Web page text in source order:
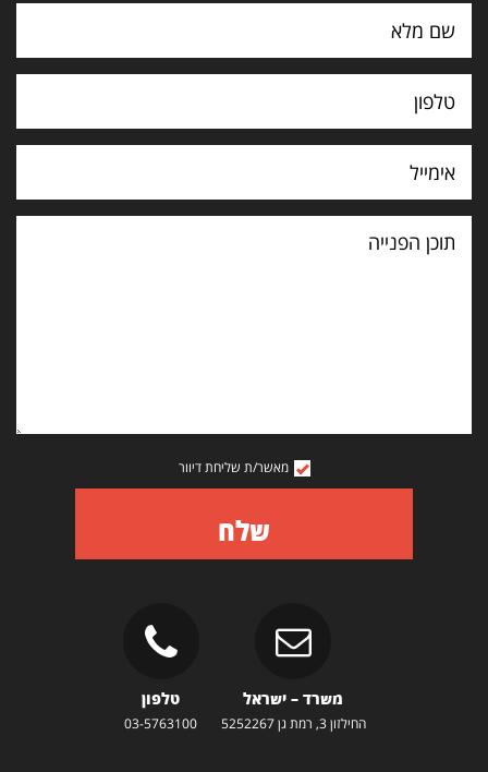
תוכן
הפנייה
מאשר/ת שליחת דיוור
שלח
משרד – ישראל
החילזון 3, רמת גן 5252267
טלפון
03-5763100